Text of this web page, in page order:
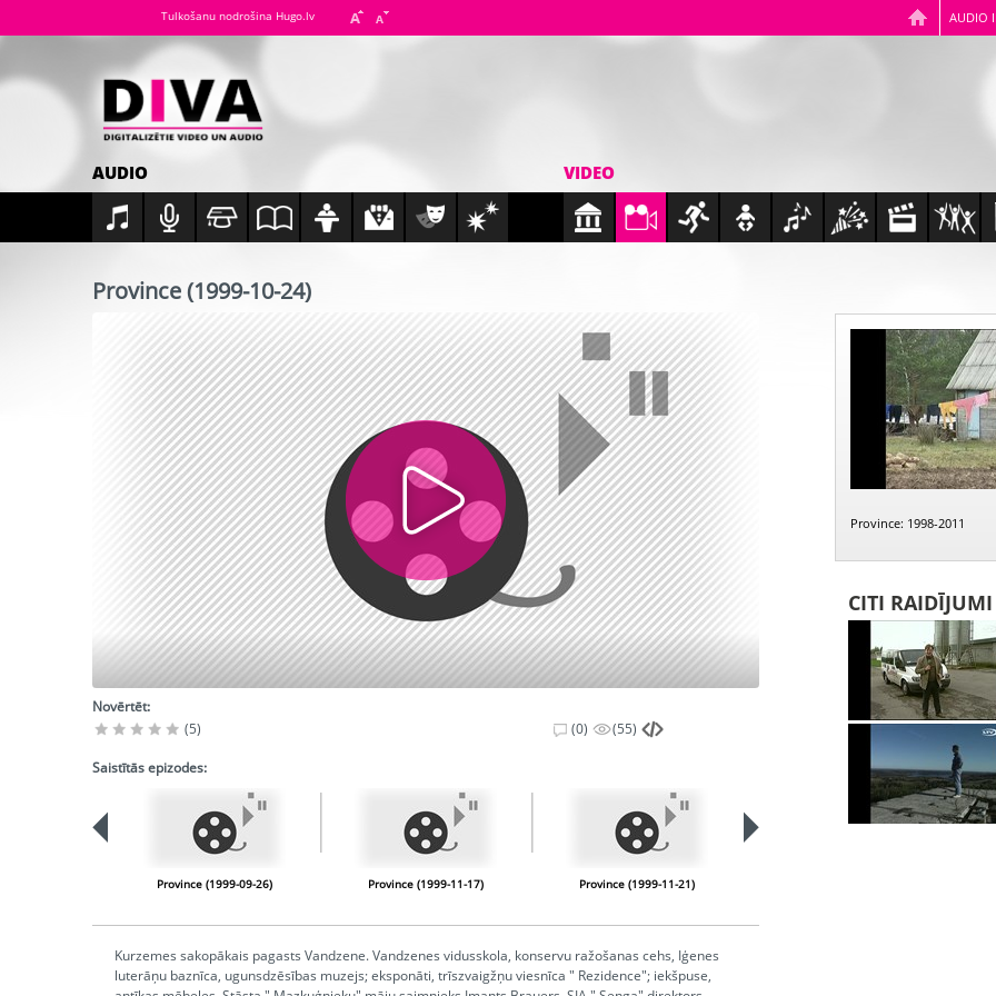
AUDIO
Tulkošanu nodrošina Hugo.lv
AUDIO VIDEO
Province (1999-10-24)
Novērtēt:
(5)
(0) (55)
Saistītās epizodes:
Province (1999-09-26) Province (1999-11-17) Province (1999-11-21)
PIEEJAMS
PUBLISKAJĀS
Kurzemes sakopākais pagasts Vandzene. Vandzenes vidusskola, konservu ražošanas cehs, Iģenes
luterāņu baznīca, ugunsdzēsības muzejs; eksponāti, trīszvaigžņu viesnīca " Rezidence"; iekšpuse,
Province: 1998-2011
CITI